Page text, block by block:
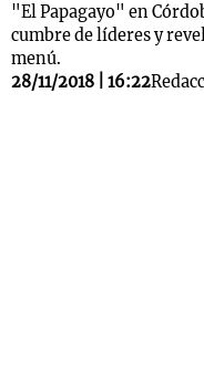
"El Papagayo" en
cumbre de líderes y
menú.
28/11/2018 | 16:22